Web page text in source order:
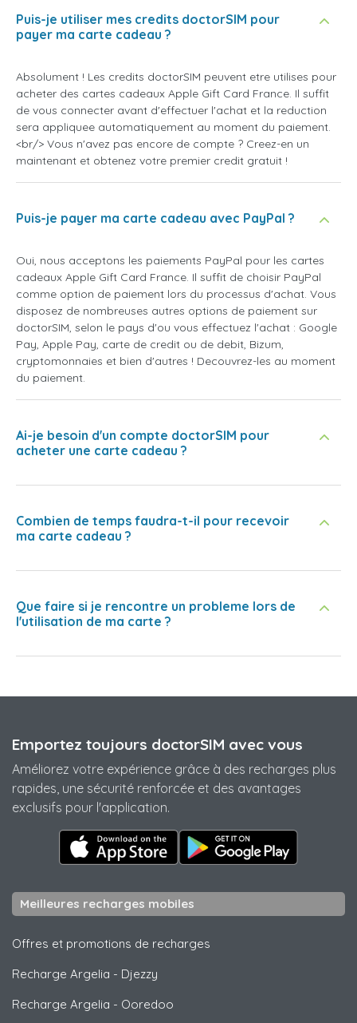
Puis-je utiliser mes credits doctorSIM pour
payer ma carte cadeau ?
Absolument ! Les credits doctorSIM peuvent etre utilises pour
acheter des cartes cadeaux Apple Gift Card France. Il suffit
de vous connecter avant d'effectuer l'achat et la reduction
sera appliquee automatiquement au moment du paiement.
<br/> Vous n'avez pas encore de compte ? Creez-en un
maintenant et obtenez votre premier credit gratuit !
Puis-je payer ma carte cadeau avec PayPal ?
Oui, nous acceptons les paiements PayPal pour les cartes
cadeaux Apple Gift Card France. Il suffit de choisir PayPal
comme option de paiement lors du processus d'achat. Vous
disposez de nombreuses autres options de paiement sur
doctorSIM, selon le pays d'ou vous effectuez l'achat : Google
Pay, Apple Pay, carte de credit ou de debit, Bizum,
cryptomonnaies et bien d'autres ! Decouvrez-les au moment
du paiement.
Ai-je besoin d'un compte doctorSIM pour
acheter une carte cadeau ?
Combien de temps faudra-t-il pour recevoir
ma carte cadeau ?
Que faire si je rencontre un probleme lors de
l'utilisation de ma carte ?
Emportez toujours doctorSIM avec vous
Améliorez votre expérience grâce à des recharges plus
rapides, une sécurité renforcée et des avantages
exclusifs pour l'application.
Meilleures recharges mobiles
Offres et promotions de recharges
Recharge Argelia - Djezzy
Recharge Argelia - Ooredoo